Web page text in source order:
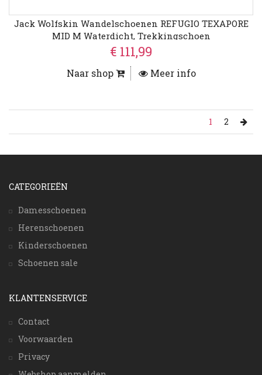
Jack Wolfskin Wandelschoenen REFUGIO TEXAPORE
MID M Waterdicht, Trekkingschoen
€ 111,99
Naar shop Meer info
1 2
CATEGORIEËN
Damesschoenen
Herenschoenen
Kinderschoenen
Schoenen sale
KLANTENSERVICE
Contact
Voorwaarden
Privacy